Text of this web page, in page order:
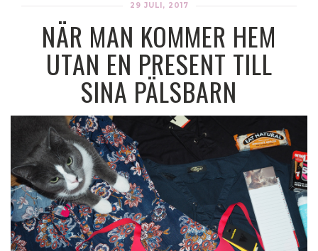
29 JULI, 2017
NÄR MAN KOMMER HEM
UTAN EN PRESENT TILL
SINA PÄLSBARN